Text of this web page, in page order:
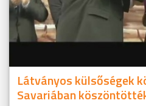
Látványos külsőségek
Savariában